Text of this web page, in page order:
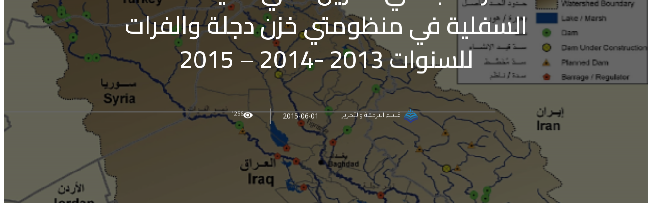
السفلية في منظومتي خزن دجلة والفرات
للسنوات 2013 -2014 – 2015
قسم الترجمة والتحرير 2015-06-01
1256